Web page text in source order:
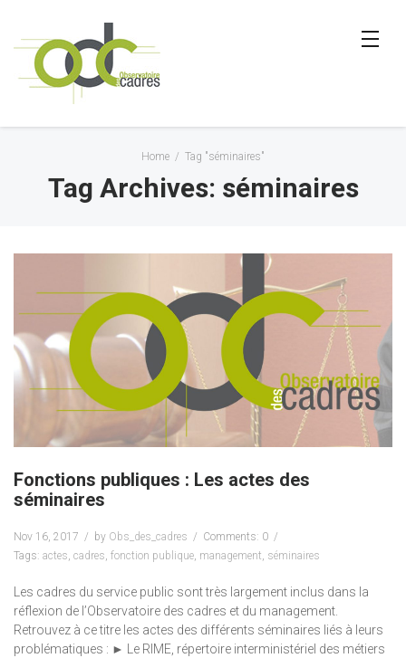
Home / Tag "séminaires"
Tag Archives: séminaires
Fonctions publiques : Les actes des
séminaires
Nov 16, 2017 by Obs_des_cadres
Comments: 0
Tags: actes, cadres, fonction publique, management, séminaires
Les cadres du service public sont très largement inclus dans la
réflexion de l’Observatoire des cadres et du management.
Retrouvez à ce titre les actes des différents séminaires liés à leurs
problématiques : ► Le RIME, répertoire interministériel des métiers